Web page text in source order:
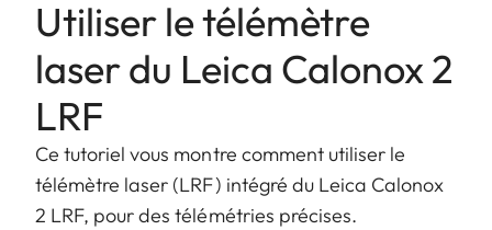
Utiliser le télémètre
laser du Leica Calonox 2
LRF
Ce tutoriel vous montre comment utiliser le
télémètre laser (LRF) intégré du Leica Calonox
2 LRF, pour des télémétries précises.